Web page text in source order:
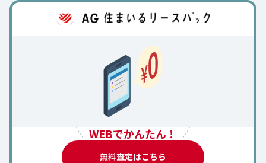
WEBでかんたん！
無料査定はこちら